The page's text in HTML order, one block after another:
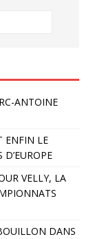
ANTOINE
ENFIN LE
VELLY, LA
DANS